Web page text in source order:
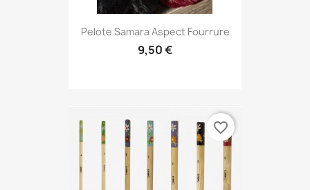
Pelote Samara Aspect Fourrure
9,50 €
favorite_border